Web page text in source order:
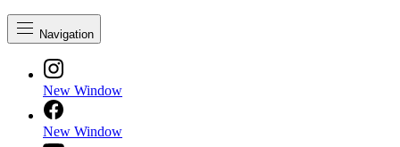
Navigation
New Window
New Window